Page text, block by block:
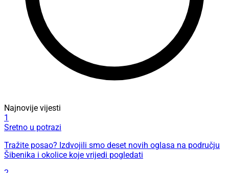
Najnovije vijesti
1
Sretno u potrazi
Tražite posao? Izdvojili smo deset novih oglasa na području
Šibenika i okolice koje vrijedi pogledati